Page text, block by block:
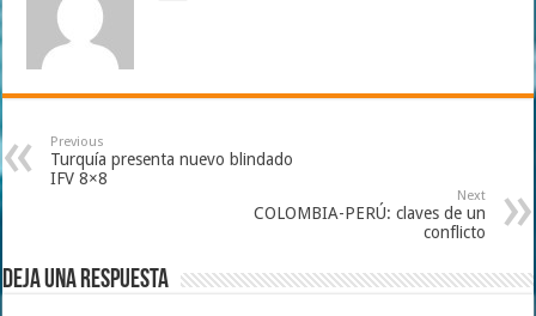
Previous
Turquía presenta nuevo blindado
IFV 8×8
Next
COLOMBIA-PERÚ: claves de un
conflicto
Deja una respuesta